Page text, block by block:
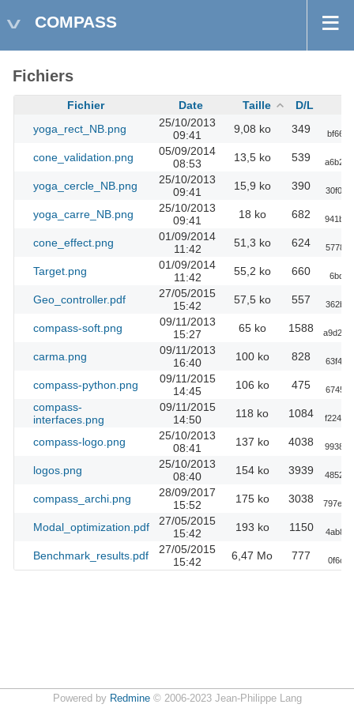
COMPASS
Fichiers
Fichier Date Taille
D/L
yoga_rect_NB.png
25/10/2013
09:41
9,08 ko 349
cone_validation.png
05/09/2014
08:53
13,5 ko 539
yoga_cercle_NB.png
25/10/2013
09:41
15,9 ko 390
yoga_carre_NB.png
25/10/2013
09:41
18 ko 682
cone_effect.png
01/09/2014
11:42
51,3 ko 624
Target.png
01/09/2014
11:42
55,2 ko 660
Geo_controller.pdf
27/05/2015
15:42
57,5 ko 557
compass-soft.png
09/11/2013
15:27
65 ko 1588
carma.png
09/11/2013
16:40
100 ko 828
compass-python.png
09/11/2015
14:45
106 ko 475
compass-
interfaces.png
09/11/2015
14:50
118 ko 1084
compass-logo.png
25/10/2013
08:41
137 ko 4038
logos.png
25/10/2013
08:40
154 ko 3939
compass_archi.png
28/09/2017
15:52
175 ko 3038
Modal_optimization.pdf
27/05/2015
15:42
193 ko 1150
Benchmark_results.pdf
27/05/2015
15:42
6,47 Mo 777
Powered by Redmine© 2006-2023 Jean-Philippe Lang